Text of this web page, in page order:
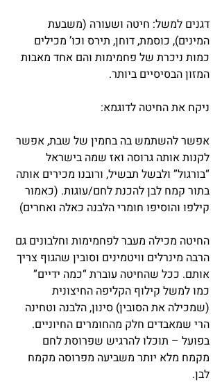
דגנים למשל: חיטה ושעורה (משבעת
המינים), כוסמת, דוחן, תירס וכו’ מכילים
כמות ניכרת של פחמימות והם אחד מאבות
המזון הבסיסיים ביותר.
ניקח את החיטה לדוגמא:
אפשר להשתמש בה בחמין של שבת, אפשר
לקנות אותה גרוסה ואז שמה בישראל
“בורגול” ולבשל תבשיל, ורובנו מכירים אותה
בתור קמח לבן להכנת לחם/עוגות. (כאמור
קילפו והוסיפו חומרי הלבנה כאלה ואחרים)
החיטה מכילה מעבר לפחמימות וחלבונים גם
הרבה מינרלים וויטמינים וסובין שהגוף צריך
אותם. ככל שהחיטה עוברת “כמה ידיים”
כמו למשל קילוף הקליפה החיצונית
(שמכילה את הסובין) סינון, הלבנה וטחינה
הרי שמאבדים חלק מהחומרים החיוניים.
בפועל – תוכלו להרגיש שפרוסת לחם
מקמח מלא יותר משביעה מפרוסה מקמח
לבן.